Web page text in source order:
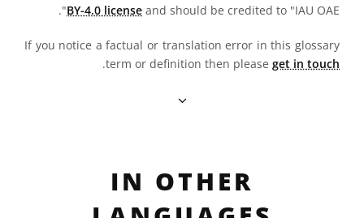
BY-4.0 license and should be credited to "IAU OAE".
If you notice a factual or translation error in this glossary
term or definition then please get in touch
.
IN OTHER